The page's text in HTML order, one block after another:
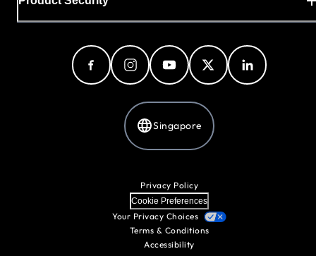
Singapore
Privacy Policy
Cookie Preferences
Your Privacy Choices
Terms & Conditions
Accessibility